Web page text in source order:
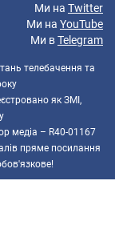
Ми на Twitter
Ми на YouTube
Ми вTelegram
телебачення та
як ЗМІ,
медіа – R40-01167
пряме посилання